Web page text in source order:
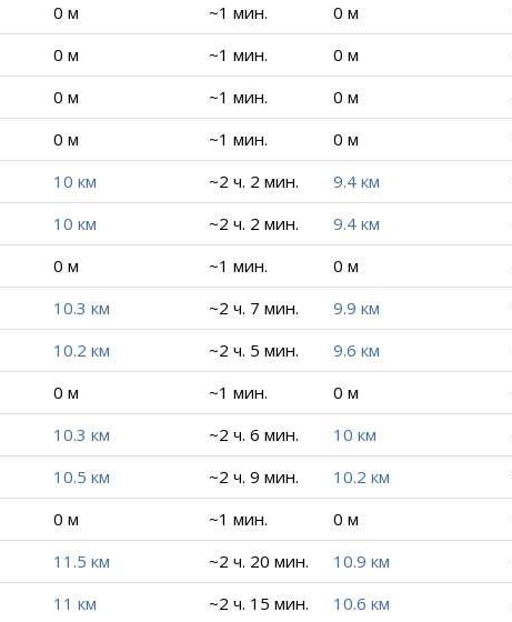
0 м ~1 мин. 0 м
0 м ~1 мин. 0 м
0 м ~1 мин. 0 м
0 м ~1 мин. 0 м
10 км ~2 ч. 2 мин. 9.4 км
10 км ~2 ч. 2 мин. 9.4 км
0 м ~1 мин. 0 м
10.3 км ~2 ч. 7 мин. 9.9 км
10.2 км ~2 ч. 5 мин. 9.6 км
0 м ~1 мин. 0 м
10.3 км ~2 ч. 6 мин. 10 км
10.5 км ~2 ч. 9 мин. 10.2 км
0 м ~1 мин. 0 м
11.5 км ~2 ч. 20 мин. 10.9 км
11 км ~2 ч. 15 мин. 10.6 км